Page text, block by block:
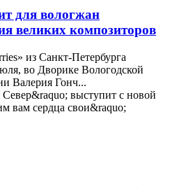
для вологжан
великих композиторов
из Санкт-Петербурга
во Дворике Вологодской
Валерия Гонч...